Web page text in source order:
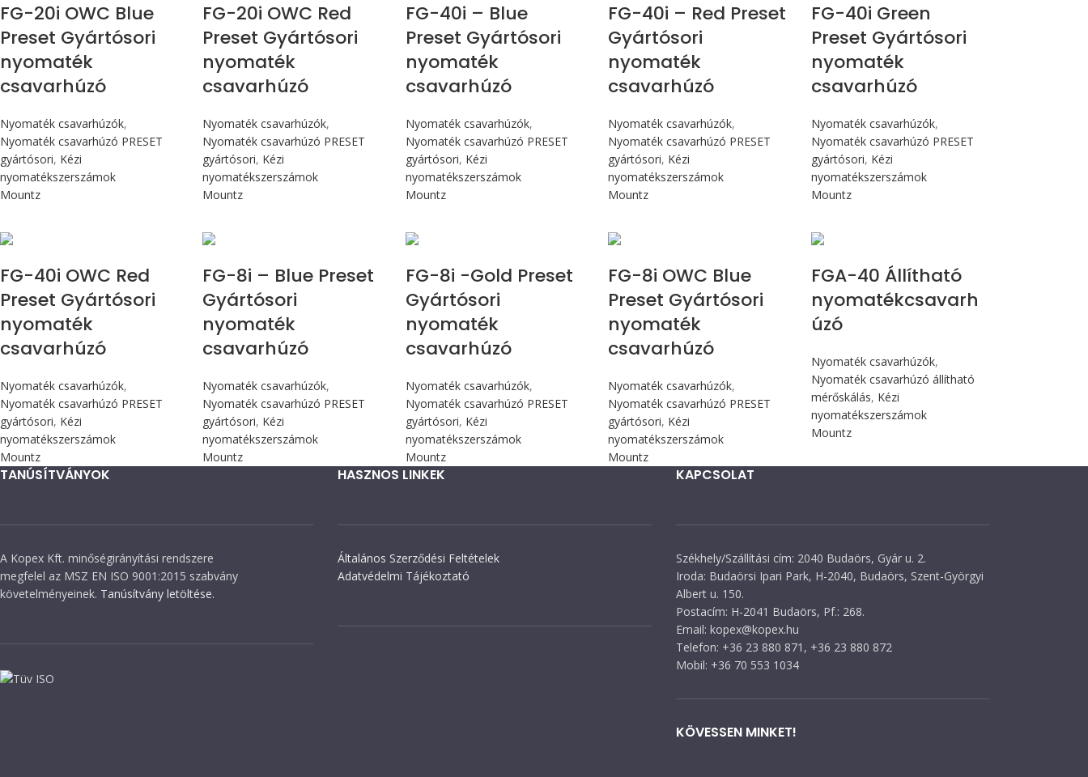
FG-20i OWC Blue
Preset Gyártósori
nyomaték
csavarhúzó
Nyomaték csavarhúzók,
Nyomaték csavarhúzó PRESET
gyártósori, Kézi
nyomatékszerszámok
Mountz
FG-20i OWC Red
Preset Gyártósori
nyomaték
csavarhúzó
Nyomaték csavarhúzók,
Nyomaték csavarhúzó PRESET
gyártósori, Kézi
nyomatékszerszámok
Mountz
FG-40i – Blue
Preset Gyártósori
nyomaték
csavarhúzó
Nyomaték csavarhúzók,
Nyomaték csavarhúzó PRESET
gyártósori, Kézi
nyomatékszerszámok
Mountz
FG-40i – Red Preset
Gyártósori
nyomaték
csavarhúzó
Nyomaték csavarhúzók,
Nyomaték csavarhúzó PRESET
gyártósori, Kézi
nyomatékszerszámok
Mountz
FG-40i Green
Preset Gyártósori
nyomaték
csavarhúzó
Nyomaték csavarhúzók,
Nyomaték csavarhúzó PRESET
gyártósori, Kézi
nyomatékszerszámok
Mountz
FG-40i OWC Red
Preset Gyártósori
nyomaték
csavarhúzó
Nyomaték csavarhúzók,
Nyomaték csavarhúzó PRESET
gyártósori, Kézi
nyomatékszerszámok
Mountz
FG-8i – Blue Preset
Gyártósori
nyomaték
csavarhúzó
Nyomaték csavarhúzók,
Nyomaték csavarhúzó PRESET
gyártósori, Kézi
nyomatékszerszámok
Mountz
FG-8i -Gold Preset
Gyártósori
nyomaték
csavarhúzó
Nyomaték csavarhúzók,
Nyomaték csavarhúzó PRESET
gyártósori, Kézi
nyomatékszerszámok
Mountz
FG-8i OWC Blue
Preset Gyártósori
nyomaték
csavarhúzó
Nyomaték csavarhúzók,
Nyomaték csavarhúzó PRESET
gyártósori, Kézi
nyomatékszerszámok
Mountz
FGA-40 Állítható
nyomatékcsavarh
úzó
Nyomaték csavarhúzók,
Nyomaték csavarhúzó állítható
mérőskálás, Kézi
nyomatékszerszámok
Mountz
TANÚSÍTVÁNYOK
A Kopex Kft. minőségirányítási rendszere
megfelel az MSZ EN ISO 9001:2015 szabvány
követelményeinek. Tanúsítvány letöltése.
HASZNOS LINKEK
Általános Szerződési Feltételek
Adatvédelmi Tájékoztató
KAPCSOLAT
Székhely/Szállítási cím: 2040 Budaörs, Gyár u. 2.
Iroda: Budaörsi Ipari Park, H-2040, Budaörs, Szent-Györgyi
Albert u. 150.
Postacím: H-2041 Budaörs, Pf.: 268.
Email: kopex@kopex.hu
Telefon: +36 23 880 871, +36 23 880 872
Mobil: +36 70 553 1034
KÖVESSEN MINKET!